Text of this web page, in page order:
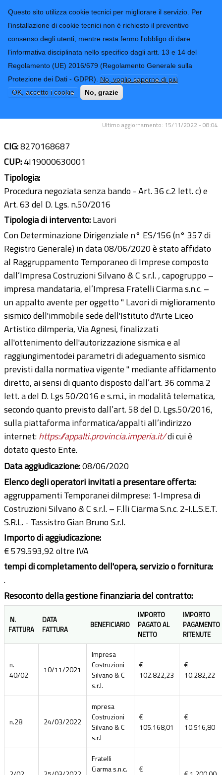
Questo sito utilizza cookie tecnici per migliorare il servizio. Per
l'installazione di cookie tecnici non è richiesto il preventivo
consenso degli utenti, mentre resta fermo l'obbligo di dare
l'informativa disciplinata nello specifico dagli artt. 13 e 14 del
Regolamento (UE) 2016/679 (Regolamento Generale sulla
Protezione dei Dati - GDPR). No, voglio saperne di più
OK, accetto i cookie
No, grazie
Provincia di
Imperia
CONTATTI-URP
TRASPARENZA
Form di ricerca
Lavori di miglioramento sismico
dell'immobile sede dell'Istituto d'Arte
Ultimo aggiornamento: 15/11/2022 - 08:04
CIG:8270168687
CUP:4I19000630001
Tipologia:
Procedura negoziata senza bando - Art. 36 c.2 lett. c) e
Art. 63 del D. Lgs. n.50/2016
Tipologia di intervento:Lavori
Con Determinazione Dirigenziale n° ES/156 (n° 357 di
Registro Generale) in data 08/06/2020 è stato affidato
al Raggruppamento Temporaneo di Imprese composto
dall’Impresa Costruzioni Silvano & C s.r.l. , capogruppo –
impresa mandataria, el’Impresa Fratelli Ciarma s.n.c. –
un appalto avente per oggetto " Lavori di miglioramento
sismico dell'immobile sede dell'Istituto d'Arte Liceo
Artistico diImperia, Via Agnesi, finalizzati
all'ottenimento dell'autorizzazione sismica e al
raggiungimentodei parametri di adeguamento sismico
previsti dalla normativa vigente " mediante affidamento
diretto, ai sensi di quanto disposto dall’art. 36 comma 2
lett. a del D. Lgs 50/2016 e s.m.i., in modalità telematica,
secondo quanto previsto dall’art. 58 del D. Lgs.50/2016,
sulla piattaforma informatica/appalti all’indirizzo
internet:https://appalti.provincia.imperia.it/di cui è
dotato questo Ente.
Data aggiudicazione:08/06/2020
Elenco degli operatori invitati a presentare offerta:
aggruppamenti Temporanei diImprese: 1-Impresa di
Costruzioni Silvano & C s.r.l. – F.lli Ciarma S.n.c. 2-I.L.S.E.T.
S.R.L. - Tassistro Gian Bruno S.r.l.
Importo di aggiudicazione:
€ 579.593,92 oltre IVA
tempi di completamento dell'opera, servizio o fornitura:
.
Resoconto della gestione finanziaria del contratto:
N.
FATTURA
DATA
FATTURA
BENEFICIARIO
IMPORTO
PAGATO AL
NETTO
IMPORTO
PAGAMENTO
RITENUTE
n.
40/02
10/11/2021
Impresa
Costruzioni
Silvano & C
s.r.l.
€
102.822,23
€
10.282,22
n.28 24/03/2022
mpresa
Costruzioni
Silvano & C
s.r.l
€
105.168,01
€
10.516,80
Fratelli
Ciarma s.n.c.
€